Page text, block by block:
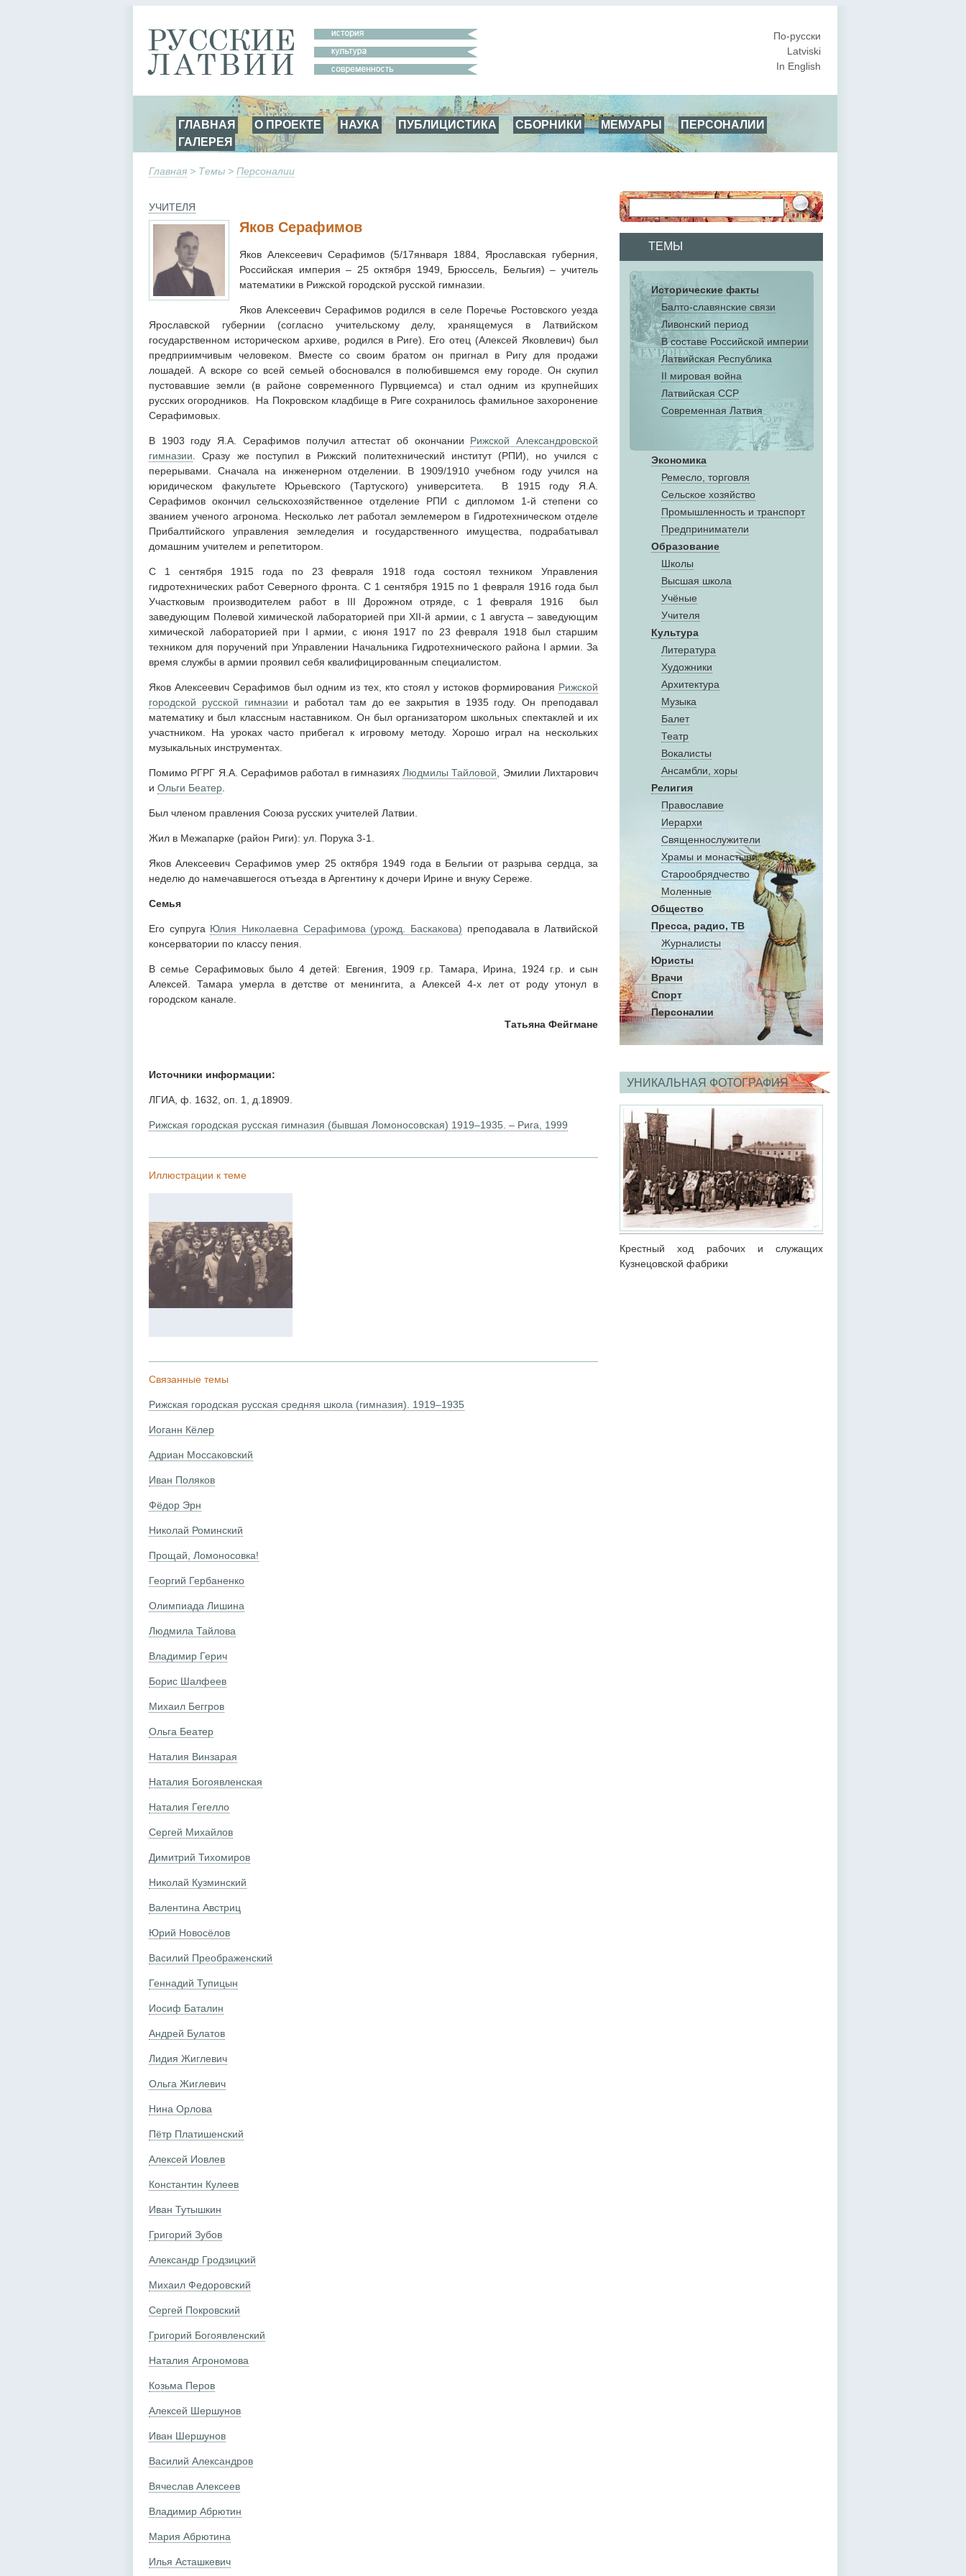
По-русски
Latviski
In English
ГЛАВНАЯ О ПРОЕКТЕ НАУКА ПУБЛИЦИСТИКА СБОРНИКИ МЕМУАРЫ
ПЕРСОНАЛИИ
ГАЛЕРЕЯ
Главная > Темы > Персоналии
ТЕМЫ
Исторические факты
Балто-славянские связи
Ливонский период
В составе Российской империи
Латвийская Республика
II мировая война
Латвийская ССР
Современная Латвия
Экономика
Ремесло, торговля
Сельское хозяйство
Промышленность и транспорт
Предприниматели
Образование
Школы
Высшая школа
Учёные
Учителя
Культура
Литература
Художники
Aрхитектура
Музыка
Балет
Театр
Вокалисты
Aнсамбли, хоры
Религия
Православие
Иерархи
Священнослужители
Храмы и монастыри
Старообрядчество
Моленные
Общество
Пресса, радио, ТВ
Журналисты
Юристы
Врачи
Спорт
Персоналии
УНИКАЛЬНАЯ ФОТОГРАФИЯ
Крестный ход рабочих и служащих
Кузнецовской фабрики
УЧИТЕЛЯ
Яков Серафимов
Яков Алексеевич Серафимов (5/17января 1884, Ярославская губерния,
Российская империя – 25 октября 1949, Брюссель, Бельгия) – учитель
математики в Рижской городской русской гимназии.
Яков Алексеевич Серафимов родился в селе Поречье Ростовского уезда
Ярославской губернии (согласно учительскому делу, хранящемуся в Латвийском
государственном историческом архиве, родился в Риге). Его отец (Алексей Яковлевич) был
предприимчивым человеком. Вместе со своим братом он пригнал в Ригу для продажи
лошадей. А вскоре со всей семьей обосновался в полюбившемся ему городе. Он скупил
пустовавшие земли (в районе современного Пурвциемса) и стал одним из крупнейших
русских огородников. На Покровском кладбище в Риге сохранилось фамильное захоронение
Серафимовых.
В 1903 году Я.А. Серафимов получил аттестат об окончании Рижской Александровской
гимназии . Сразу же поступил в Рижский политехнический институт (РПИ), но учился с
перерывами. Сначала на инженерном отделении. В 1909/1910 учебном году учился на
юридическом факультете Юрьевского (Тартуского) университета. В 1915 году Я.А.
Серафимов окончил сельскохозяйственное отделение РПИ с дипломом 1-й степени со
званием ученого агронома. Несколько лет работал землемером в Гидротехническом отделе
Прибалтийского управления земледелия и государственного имущества, подрабатывал
домашним учителем и репетитором.
С 1 сентября 1915 года по 23 февраля 1918 года состоял техником Управления
гидротехнических работ Северного фронта. С 1 сентября 1915 по 1 февраля 1916 года был
Участковым производителем работ в III Дорожном отряде, с 1 февраля 1916 был
заведующим Полевой химической лабораторией при XII-й армии, с 1 августа – заведующим
химической лабораторией при I армии, с июня 1917 по 23 февраля 1918 был старшим
техником для поручений при Управлении Начальника Гидротехнического района I армии. За
время службы в армии проявил себя квалифицированным специалистом.
Яков Алексеевич Серафимов был одним из тех, кто стоял у истоков формирования Рижской
городской русской гимназии и работал там до ее закрытия в 1935 году. Он преподавал
математику и был классным наставником. Он был организатором школьных спектаклей и их
участником. На уроках часто прибегал к игровому методу. Хорошо играл на нескольких
музыкальных инструментах.
Помимо РГРГ Я.А. Серафимов работал в гимназиях Людмилы Тайловой , Эмилии Лихтарович
и Ольги Беатер
Был членом правления Союза русских учителей Латвии.
Жил в Межапарке (район Риги): ул. Порука 3-1.
Яков Алексеевич Серафимов умер 25 октября 1949 года в Бельгии от разрыва сердца, за
неделю до намечавшегося отъезда в Аргентину к дочери Ирине и внуку Сереже.
Семья
Его супруга Юлия Николаевна Серафимова (урожд. Баскакова) преподавала в Латвийской
консерватории по классу пения.
В семье Серафимовых было 4 детей: Евгения, 1909 г.р. Тамара, Ирина, 1924 г.р. и сын
Алексей. Тамара умерла в детстве от менингита, а Алексей 4-х лет от роду утонул в
городском канале.
Татьяна Фейгмане
Источники информации:
ЛГИА, ф. 1632, оп. 1, д.18909.
Рижская городская русская гимназия (бывшая Ломоносовская) 1919–1935. – Рига, 1999
Иллюстрации к теме
Связанные темы
Рижская городская русская средняя школа (гимназия). 1919–1935
Иоганн Кёлер
Адриан Моссаковский
Иван Поляков
Фёдор Эрн
Николай Роминский
Прощай, Ломоносовка!
Георгий Гербаненко
Олимпиада Лишина
Людмила Тайлова
Владимир Герич
Борис Шалфеев
Михаил Беггров
Ольга Беатер
Наталия Винзарая
Наталия Богоявленская
Наталия Гегелло
Сергей Михайлов
Димитрий Тихомиров
Николай Кузминский
Валентина Австриц
Юрий Новосёлов
Василий Преображенский
Геннадий Тупицын
Иосиф Баталин
Андрей Булатов
Лидия Жиглевич
Ольга Жиглевич
Нина Орлова
Пётр Платишенский
Алексей Иовлев
Константин Кулеев
Иван Тутышкин
Григорий Зубов
Александр Гродзицкий
Михаил Федоровский
Сергей Покровский
Григорий Богоявленский
Наталия Агрономова
Козьма Перов
Алексей Шершунов
Иван Шершунов
Василий Александров
Вячеслав Алексеев
Владимир Абрютин
Мария Абрютина
Илья Асташкевич